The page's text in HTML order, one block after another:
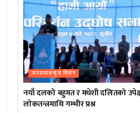
जनप्रभाबन्युज विशेष
नयाँ दलको बहुमत र मधेशी दलितको
लोकतन्त्रमाथि गम्भीर प्रश्न